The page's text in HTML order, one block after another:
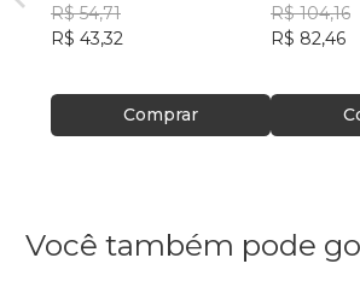
Santos
R$ 54,71
R$ 43,32
Comprar
R$ 104,16
R$ 82,46
Você também pode